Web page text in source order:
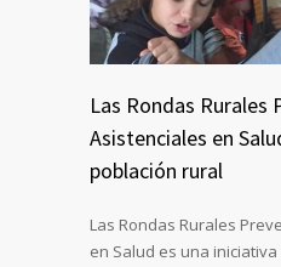
Las Rondas Rurales
Asistenciales en
población rural
Las Rondas Rurales
en Salud es una